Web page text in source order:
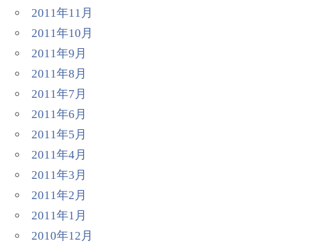
2011年11月
2011年10月
2011年9月
2011年8月
2011年7月
2011年6月
2011年5月
2011年4月
2011年3月
2011年2月
2011年1月
2010年12月